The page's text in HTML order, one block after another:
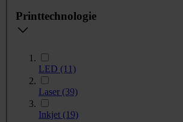
Printtechnologie
LED (11)
Laser (39)
Inkjet (19)